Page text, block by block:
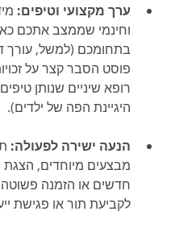
ערך מקצועי וטיפים:
וחינמי שממצב אתכם
בתחומכם (למשל, עורך
פוסט הסבר קצר על
רופא שיניים שנותן
היגיינת הפה של ילדים).
הנעה ישירה לפעולה:
מבצעים מיוחדים, הצגת
חדשים או הזמנה פשוטה
לקביעת תור או פגישת